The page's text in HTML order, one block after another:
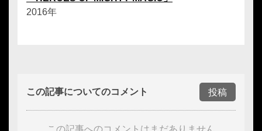
2016年
この記事についてのコメント 投稿
この記事へのコメントはまだありません